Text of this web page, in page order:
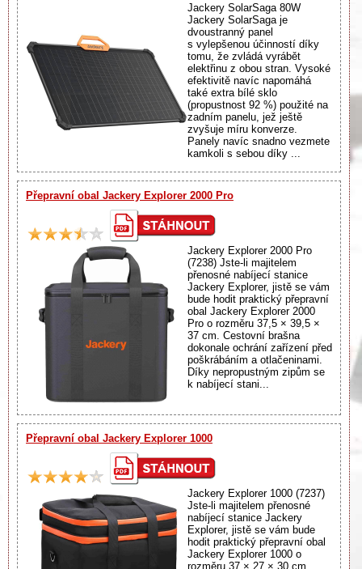
Jackery SolarSaga 80W
Jackery SolarSaga je
dvoustranný panel
s vylepšenou účinností díky
tomu, že zvládá vyrábět
elektřinu z obou stran. Vysoké
efektivitě navíc napomáhá
také extra bílé sklo
(propustnost 92 %) použité na
zadním panelu, jež ještě
zvyšuje míru konverze.
Panely navíc snadno vezmete
kamkoli s sebou díky ...
Přepravní obal Jackery Explorer 2000 Pro
Jackery Explorer 2000 Pro
(7238) Jste-li majitelem
přenosné nabíjecí stanice
Jackery Explorer, jistě se vám
bude hodit praktický přepravní
obal Jackery Explorer 2000
Pro o rozměru 37,5 × 39,5 ×
37 cm. Cestovní brašna
dokonale ochrání zařízení před
poškrábáním a otlačeninami.
Díky nepropustným zipům se
k nabíjecí stani...
Přepravní obal Jackery Explorer 1000
Jackery Explorer 1000 (7237)
Jste-li majitelem přenosné
nabíjecí stanice Jackery
Explorer, jistě se vám bude
hodit praktický přepravní obal
Jackery Explorer 1000 o
rozměru 37 × 27 × 30 cm.